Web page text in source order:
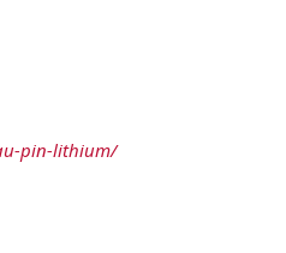
pin-lithium/